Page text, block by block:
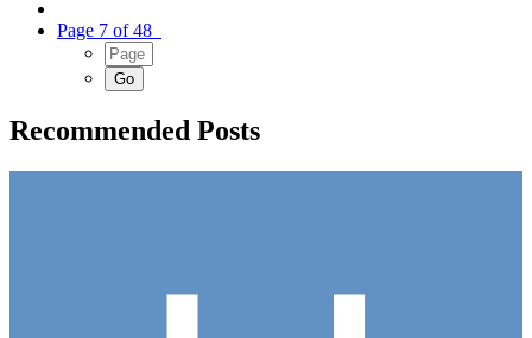
Page 7 of 48
Recommended Posts